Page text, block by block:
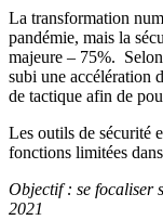
La transformation
pandémie, mais la
majeure – 75%.
subi une accélération
de tactique afin de
Les outils de sécurité
fonctions limitées
Objectif : se focaliser
2021